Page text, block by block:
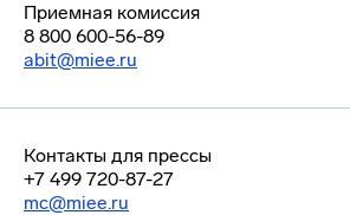
Приемная комиссия
8 800 600-56-89
abit@miee.ru
Контакты для прессы
+7 499 720-87-27
mc@miee.ru